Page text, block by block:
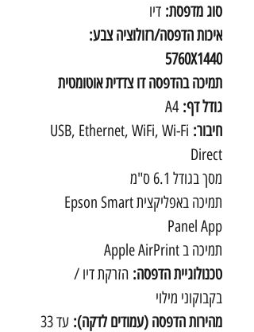
סוג מדפסת: דיו
איכות הדפסה/רזולוציה צבע:
5760X1440
תמיכה בהדפסה דו צדדית אוטומטית
גודל דף:A4
חיבור: USB, Ethernet, WiFi, Wi-Fi
Direct
מסך בגודל 6.1 ס"מ
תמיכה באפליקצית Epson Smart
Panel App
תמיכה ב Apple AirPrint
טכנולוגיית הדפסה: הזרקת דיו /
בקבוקוני מילוי
מהירות הדפסה (עמודים לדקה):
עד 33